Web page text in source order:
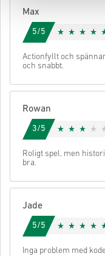
Max
5/5
Actionfyllt och
och snabbt.
Rowan
3/5
Roligt spel, men
bra.
Jade
5/5
Inga problem med